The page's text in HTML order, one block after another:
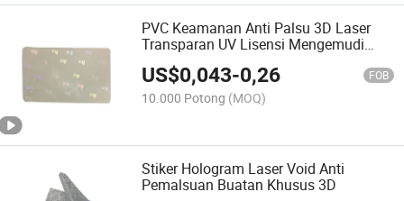
PVC Keamanan Anti Palsu 3D Laser
Transparan UV Lisensi Mengemudi
Hologram Laminasi Overlay
US$0,043-0,26 FOB
10.000 Potong (MOQ)
Stiker Hologram Laser Void Anti
Pemalsuan Buatan Khusus 3D